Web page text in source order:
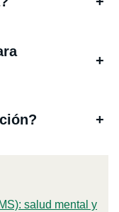
+
+
salud mental y